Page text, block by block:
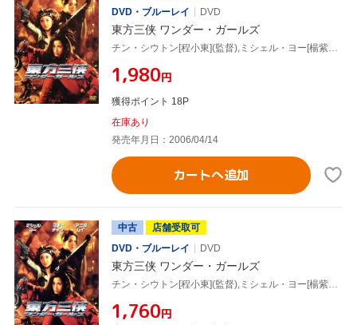
DVD・ブルーレイ
DVD
東方三侠 ワンダー・ガールズ
チン・シウトン[程小東](監督),ミシェル・ヨー[楊紫瓊],マギー・チャン[張曼玉]
¥1,980円
獲得ポイント 18P
在庫あり
発売年月日：2006/04/14
カートへ追加
中古
店舗受取可
DVD・ブルーレイ
DVD
東方三侠 ワンダー・ガールズ
チン・シウトン[程小東](監督),ミシェル・ヨー[楊紫瓊],マギー・チャン[張曼玉]
¥1,760円